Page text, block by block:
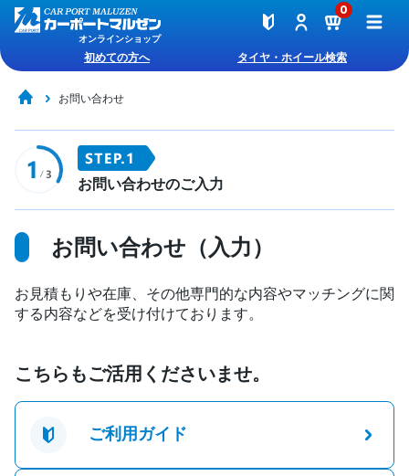
オンラインショップ
0
初めての方へ タイヤ・ホイール検索
お問い合わせ
お問い合わせのご入力
お問い合わせ（入力）
お見積もりや在庫、その他専門的な内容やマッチングに関
する内容などを受け付けております。
こちらもご活用くださいませ。
ご利用ガイド